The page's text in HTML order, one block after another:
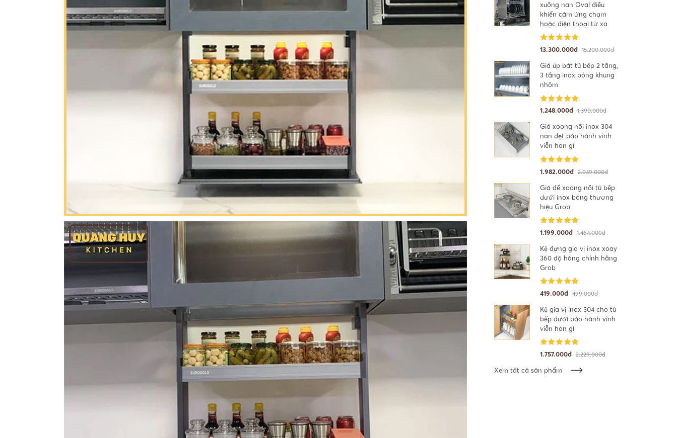
xuống nan Oval điều
khiển cảm ứng chạm
hoặc điện thoại từ xa
13.300.000đ 15.200.000đ
Giá úp bát tủ bếp 2 tầng,
3 tầng inox bóng khung
nhôm
1.248.000đ 1.390.000đ
Giá xoong nồi inox 304
nan dẹt bảo hành vĩnh
viễn han gỉ
1.982.000đ 2.049.000đ
Giá để xoong nồi tủ bếp
dưới inox bóng thương
hiệu Grob
1.199.000đ 1.464.000đ
Kệ đựng gia vị inox xoay
360 độ hàng chính hãng
Grob
419.000đ 499.000đ
Kệ gia vị inox 304 cho tủ
bếp dưới bảo hành vĩnh
viễn han gỉ
1.757.000đ 2.229.000đ
Xem tất cả sản phẩm